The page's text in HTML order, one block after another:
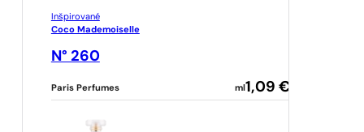
Inšpirované
Coco Mademoiselle
N° 260
Paris Perfumes ml1,09 €